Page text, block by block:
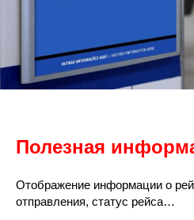
Полезная
Отображение информации о
отправления, статус рейса…